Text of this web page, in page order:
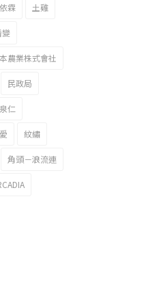
霖 土雞
農業株式會社
民政局
仁
紋繡
角頭－浪流連